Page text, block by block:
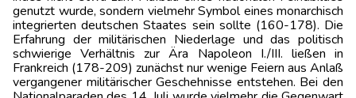
genutzt wurde, sondern vielmehr Symbol eines monarchisch
integrierten deutschen Staates sein sollte (160-178). Die
Erfahrung der militärischen Niederlage und das politisch
schwierige Verhältnis zur Ära Napoleon I./III. ließen in
Frankreich (178-209) zunächst nur wenige Feiern aus Anlaß
vergangener militärischer Geschehnisse entstehen. Bei den